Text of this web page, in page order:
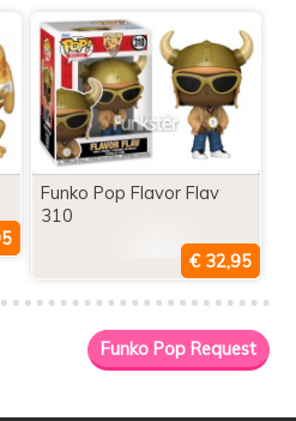
Funko Pop Flavor Flav
310